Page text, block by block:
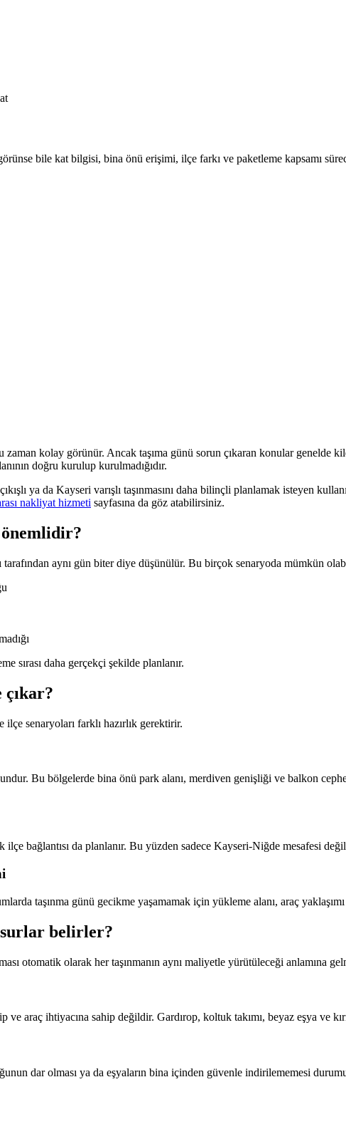
bile kat bilgisi, bina önü erişimi, ilçe farkı ve paketleme kapsamı
zaman kolay görünür. Ancak taşıma günü sorun çıkaran konular
doğru kurulup kurulmadığıdır.
ya da Kayseri varışlı taşınmasını daha bilinçli planlamak isteyen
nakliyat hizmeti sayfasına da göz atabilirsiniz.
önemlidir?
aynı gün biter diye düşünülür. Bu birçok senaryoda mümkün
sırası daha gerçekçi şekilde planlanır.
senaryoları farklı hazırlık gerektirir.
Bu bölgelerde bina önü park alanı, merdiven genişliği ve balkon
ilçe bağlantısı da planlanır. Bu yüzden sadece Kayseri-Niğde mesafesi
taşınma günü gecikme yaşamamak için yükleme alanı, araç
belirler?
otomatik olarak her taşınmanın aynı maliyetle yürütüleceği anlamına
ve araç ihtiyacına sahip değildir. Gardırop, koltuk takımı, beyaz eşya ve
dar olması ya da eşyaların bina içinden güvenle indirilememesi